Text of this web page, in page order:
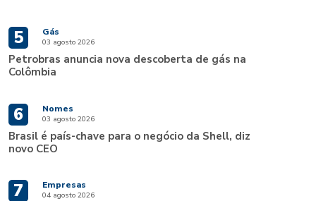
5 Gás
03 agosto 2026
Petrobras anuncia nova descoberta de gás na
Colômbia
6 Nomes
03 agosto 2026
Brasil é país-chave para o negócio da Shell, diz
novo CEO
7 Empresas
04 agosto 2026